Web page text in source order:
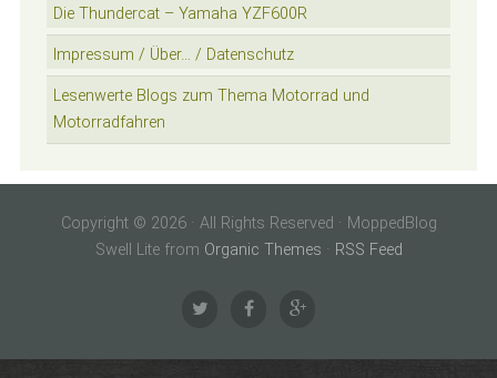
Die Thundercat – Yamaha YZF600R
Impressum / Über… / Datenschutz
Lesenwerte Blogs zum Thema Motorrad und
Motorradfahren
Copyright © 2026 · All Rights Reserved · MoppedBlog
Swell Lite from Organic Themes · RSS Feed